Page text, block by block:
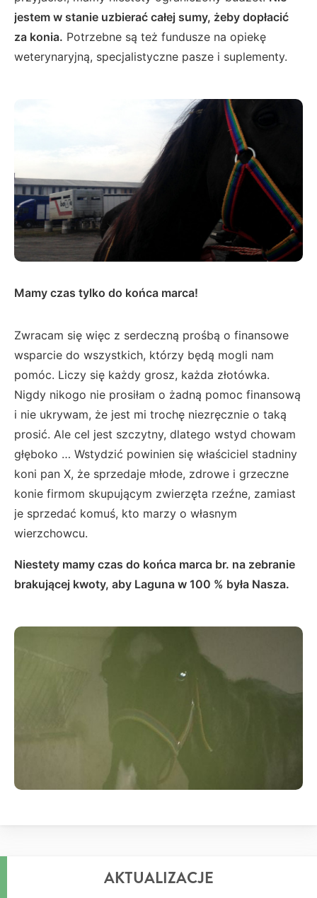
jestem w stanie uzbierać całej sumy, żeby dopłacić
za konia. Potrzebne są też fundusze na opiekę
weterynaryjną, specjalistyczne pasze i suplementy.
Mamy czas tylko do końca marca!
Zwracam się więc z serdeczną prośbą o finansowe
wsparcie do wszystkich, którzy będą mogli nam
pomóc. Liczy się każdy grosz, każda złotówka.
Nigdy nikogo nie prosiłam o żadną pomoc finansową
i nie ukrywam, że jest mi trochę niezręcznie o taką
prosić. Ale cel jest szczytny, dlatego wstyd chowam
głęboko … Wstydzić powinien się właściciel stadniny
koni pan X, że sprzedaje młode, zdrowe i grzeczne
konie firmom skupującym zwierzęta rzeźne, zamiast
je sprzedać komuś, kto marzy o własnym
wierzchowcu.
Niestety mamy czas do końca marca br. na zebranie
brakującej kwoty, aby Laguna w 100 % była Nasza.
AKTUALIZACJE